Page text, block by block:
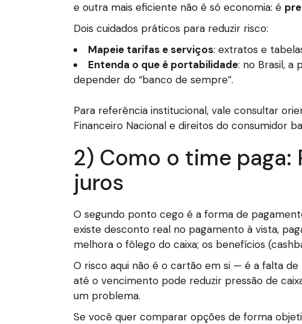
e outra mais eficiente não é só economia: é
Dois cuidados práticos para reduzir risco:
Mapeie tarifas e serviços: extratos e
Entenda o que é portabilidade: no Brasil, a
depender do “banco de sempre”.
Para referência institucional, vale consultar
Financeiro Nacional e direitos do consumidor
2) Como o time
juros
O segundo ponto cego é a forma de
existe desconto real no pagamento à vista,
melhora o fôlego do caixa; os benefícios
O risco aqui não é o cartão em si — é a falta
até o vencimento pode reduzir pressão de
um problema.
Se você quer comparar opções de forma